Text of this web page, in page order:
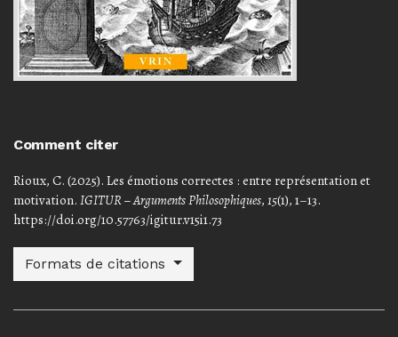
Comment citer
Rioux, C. (2025). Les émotions correctes : entre représentation et
motivation. IGITUR – Arguments Philosophiques, 15(1), 1–13.
https://doi.org/10.57763/igitur.v15i1.73
Formats de citations